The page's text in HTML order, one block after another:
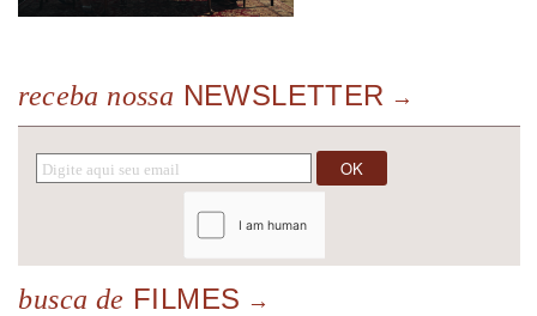
receba nossa NEWSLETTER
busca de FILMES